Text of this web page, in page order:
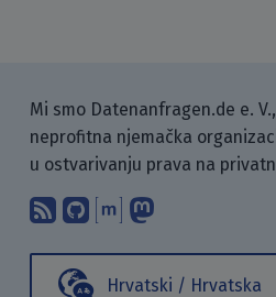
Mi smo Datenanfragen.de e.
neprofitna njemačka
u ostvarivanju prava na
Pretplati se na
Pronađi nas na
Raspravljaj
Hrvatski / Hrvatska